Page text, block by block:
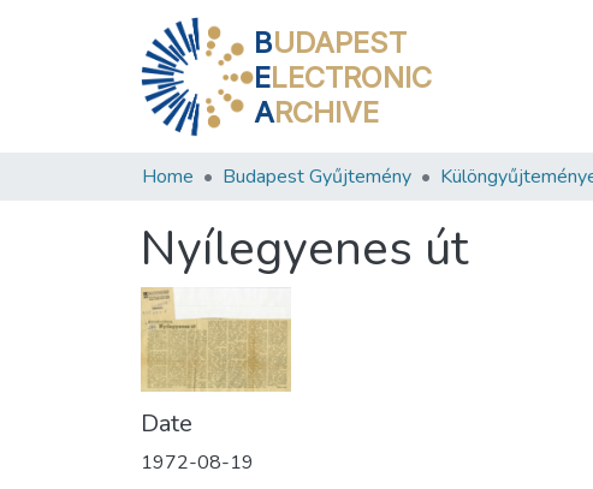
BUDAPEST
ELECTRONIC
ARCHIVE
Home Budapest Gyűjtemény
Nyílegyenes út
Date
1972-08-19